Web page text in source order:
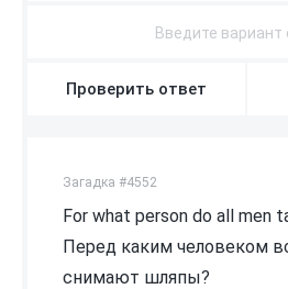
Проверить ответ
Загадка #4552
For what person do all men
Перед каким человеком
снимают шляпы?